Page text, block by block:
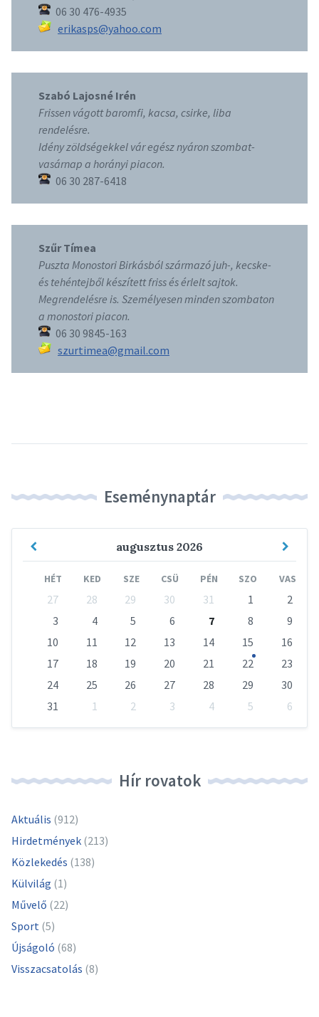
06 30 476-4935
erikasps@yahoo.com
Szabó Lajosné Irén
Frissen vágott baromfi, kacsa, csirke, liba
rendelésre.
Idény zöldségekkel vár egész nyáron szombat-
vasárnap a horányi piacon.
06 30 287-6418
Szűr Tímea
Puszta Monostori Birkásból származó juh-, kecske-
és tehéntejből készített friss és érlelt sajtok.
Megrendelésre is. Személyesen minden szombaton
a monostori piacon.
06 30 9845-163
szurtimea@gmail.com
Eseménynaptár
augusztus 2026
Previous
HÉT KED SZE CSÜ PÉN SZO VAS
calendar
27 28 29 30 31 1
2
3
4 5 6 7 8
9
10
11 12 13 14 15
16
17
18 19 20 21 22
23
24
25 26 27 28 29
30
31
1 2 3 4 5
6
Hír rovatok
Aktuális (912)
Hirdetmények (213)
Közlekedés (138)
Külvilág (1)
Művelő (22)
Sport (5)
Újságoló (68)
Visszacsatolás (8)